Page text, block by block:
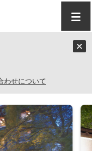
わせについて